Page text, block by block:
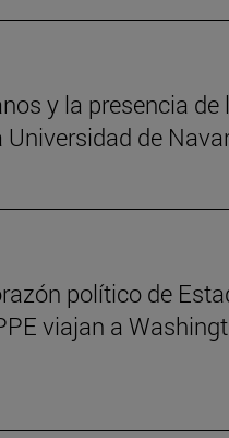
y la presencia de
Universidad de
político de
viajan a